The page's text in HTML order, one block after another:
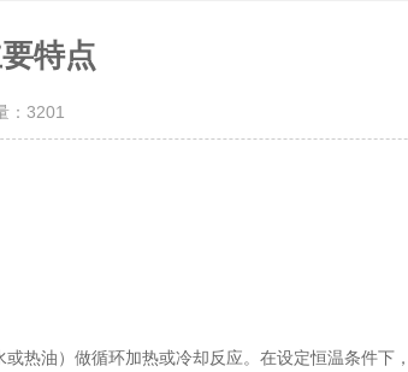
特点
3201
热油）做循环加热或冷却反应。在设定恒温条件下